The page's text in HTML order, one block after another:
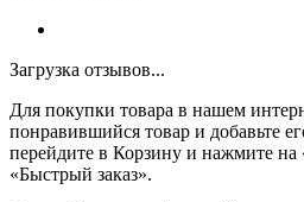
Загрузка отзывов...
Для покупки товара в нашем
понравившийся товар и добавьте
перейдите в Корзину и нажмите на
«Быстрый заказ».